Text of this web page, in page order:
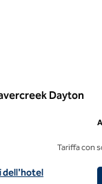
Dayton
Tru by Hilton
dell'hotel
Tariffa con